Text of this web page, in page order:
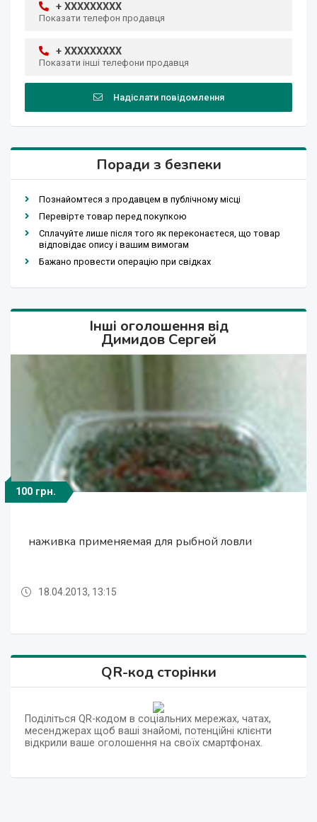
+ XXXXXXXXX
Показати телефон продавця
+ XXXXXXXXX
Показати інші телефони продавця
Надіслати повідомлення
Поради з безпеки
Познайомтеся з продавцем в публічному місці
Перевірте товар перед покупкою
Сплачуйте лише після того як переконаєтеся, що товар
відповідає опису і вашим вимогам
Бажано провести операцію при свідках
Інші оголошення від
Димидов Сергей
350 грн.
Червь Старатель
100 грн.
наживка применяемая для рыбной ловли
350 грн.
Червь Старатель
100 грн.
наживка применяемая для рыбной ловли
18.04.2013, 13:15
QR-код сторінки
Поділіться QR-кодом в соціальних мережах, чатах,
месенджерах щоб ваші знайомі, потенційні клієнти
відкрили ваше оголошення на своїх смартфонах.